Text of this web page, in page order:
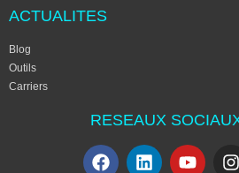
ACTUALITES
Blog
Outils
Carriers
RESEAUX